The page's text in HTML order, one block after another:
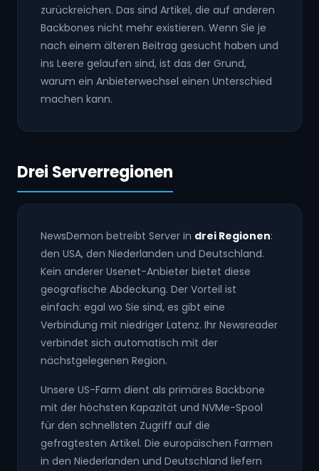
zurückreichen. Das sind Artikel, die auf anderen
Backbones nicht mehr existieren. Wenn Sie je
nach einem älteren Beitrag gesucht haben und
ins Leere gelaufen sind, ist das der Grund,
warum ein Anbieterwechsel einen Unterschied
machen kann.
Drei Serverregionen
NewsDemon betreibt Server in drei Regionen:
den USA, den Niederlanden und Deutschland.
Kein anderer Usenet-Anbieter bietet diese
geografische Abdeckung. Der Vorteil ist
einfach: egal wo Sie sind, es gibt eine
Verbindung mit niedriger Latenz. Ihr Newsreader
verbindet sich automatisch mit der
nächstgelegenen Region.
Unsere US-Farm dient als primäres Backbone
mit der höchsten Kapazität und NVMe-Spool
für den schnellsten Zugriff auf die
gefragtesten Artikel. Die europäischen Farmen
in den Niederlanden und Deutschland liefern